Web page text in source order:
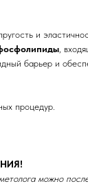
и
,
барьер и
процедур.
можно